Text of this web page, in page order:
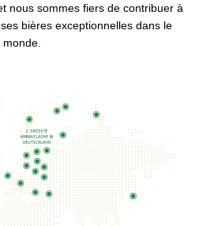
nous sommes fiers de contribuer à
bières exceptionnelles dans le
monde.